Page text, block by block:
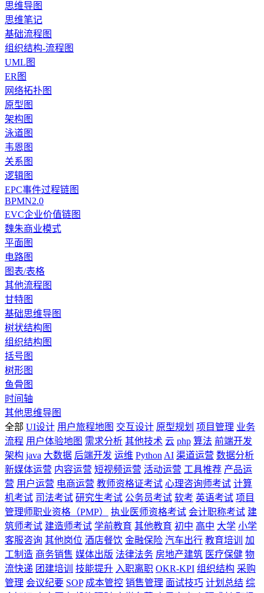
思维导图
思维笔记
基础流程图
组织结构-流程图
UML图
ER图
网络拓扑图
原型图
架构图
泳道图
韦恩图
关系图
逻辑图
EPC事件过程链图
BPMN2.0
EVC企业价值链图
魏朱商业模式
平面图
电路图
图表/表格
其他流程图
甘特图
基础思维导图
树状结构图
组织结构图
括号图
树形图
鱼骨图
时间轴
其他思维导图
全部 UI设计 用户旅程地图 交互设计 原型规划 项目管理 业务
流程 用户体验地图 需求分析 其他技术 云 php 算法 前端开发
架构 java 大数据 后端开发 运维 Python AI 渠道运营 数据分析
新媒体运营 内容运营 短视频运营 活动运营 工具推荐 产品运
营 用户运营 电商运营 教师资格证考试 心理咨询师考试 计算
机考试 司法考试 研究生考试 公务员考试 软考 英语考试 项目
管理师职业资格（PMP）
执业医师资格考试 会计职称考试 建
筑师考试 建造师考试 学前教育 其他教育 初中 高中 大学 小学
客服咨询 其他岗位 酒店餐饮 金融保险 汽车出行 教育培训
加
工制造 商务销售 媒体出版 法律法务 房地产建筑 医疗保健 物
流快递 团建培训 技能提升 入职离职 OKR-KPI 组织结构 采购
管理 会议纪要 SOP 成本管控 销售管理 面试技巧 计划总结 综